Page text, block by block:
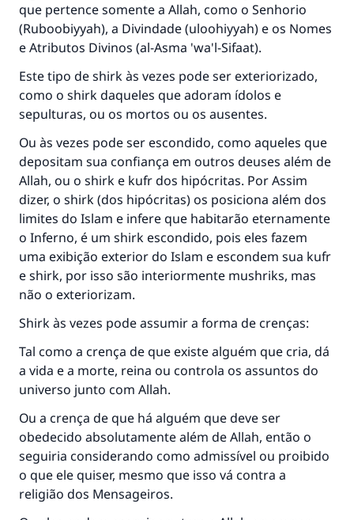
que pertence somente a Allah, como o Senhorio
(Ruboobiyyah), a Divindade (uloohiyyah) e os Nomes
e Atributos Divinos (al-Asma 'wa'l-Sifaat).
Este tipo de shirk às vezes pode ser exteriorizado,
como o shirk daqueles que adoram ídolos e
sepulturas, ou os mortos ou os ausentes.
Ou às vezes pode ser escondido, como aqueles que
depositam sua confiança em outros deuses além de
Allah, ou o shirk e kufr dos hipócritas. Por Assim
dizer, o shirk (dos hipócritas) os posiciona além dos
limites do Islam e infere que habitarão eternamente
o Inferno, é um shirk escondido, pois eles fazem
uma exibição exterior do Islam e escondem sua kufr
e shirk, por isso são interiormente mushriks, mas
não o exteriorizam.
Shirk às vezes pode assumir a forma de crenças:
Tal como a crença de que existe alguém que cria, dá
a vida e a morte, reina ou controla os assuntos do
universo junto com Allah.
Ou a crença de que há alguém que deve ser
obedecido absolutamente além de Allah, então o
seguiria considerando como admissível ou proibido
o que ele quiser, mesmo que isso vá contra a
religião dos Mensageiros.